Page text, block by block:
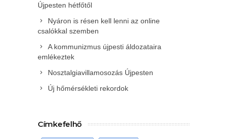
Újpesten hétfőtől
Nyáron is résen kell lenni az online
csalókkal szemben
A kommunizmus újpesti áldozataira
emlékeztek
Nosztalgiavillamosozás Újpesten
Új hőmérsékleti rekordok
Címkefelhő